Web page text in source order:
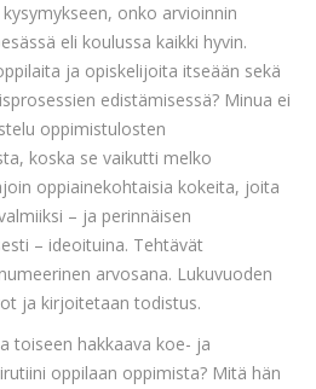
onko arvioinnin
eli koulussa kaikki hyvin.
ja opiskelijoita itseään sekä
edistämisessä? Minua ei
oppimistulosten
koska se vaikutti melko
oppiainekohtaisia kokeita, joita
– ja perinnäisen
– ideoituina. Tehtävät
arvosana. Lukuvuoden
ja kirjoitetaan todistus.
toiseen hakkaava koe- ja
oppilaan oppimista? Mitä hän